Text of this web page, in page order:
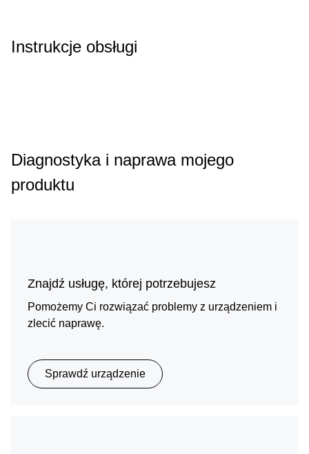
Instrukcje obsługi
Diagnostyka i naprawa mojego
produktu
Znajdź usługę, której potrzebujesz
Pomożemy Ci rozwiązać problemy z urządzeniem i
zlecić naprawę.
Sprawdź urządzenie